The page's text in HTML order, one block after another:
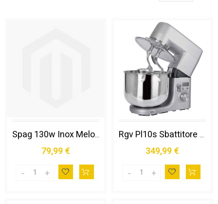
Spag 130w Inox Melograno/agrum
79,99 €
Rgv Pl10s Sbattitore con Base 1500 W Acciaio Inox
349,99 €